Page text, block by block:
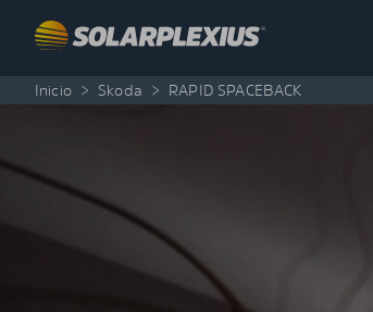
Inicio > Skoda > RAPID SPACEBACK